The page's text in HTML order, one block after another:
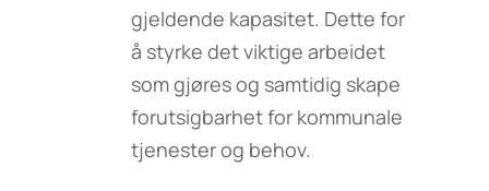
gjeldende kapasitet. Dette for
å styrke det viktige arbeidet
som gjøres og samtidig skape
forutsigbarhet for kommunale
tjenester og behov.